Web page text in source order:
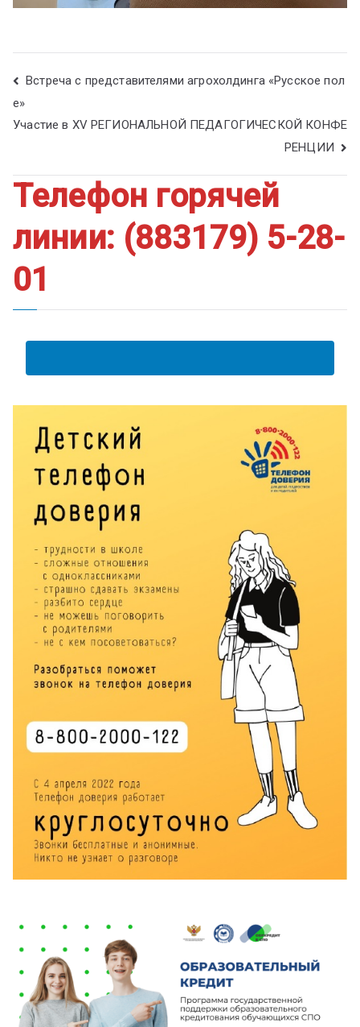
Встреча с представителями агрохолдинга «Русское пол
е»
Участие в XV РЕГИОНАЛЬНОЙ ПЕДАГОГИЧЕСКОЙ КОНФЕ
РЕНЦИИ
Телефон горячей
линии: (883179) 5-28-
01